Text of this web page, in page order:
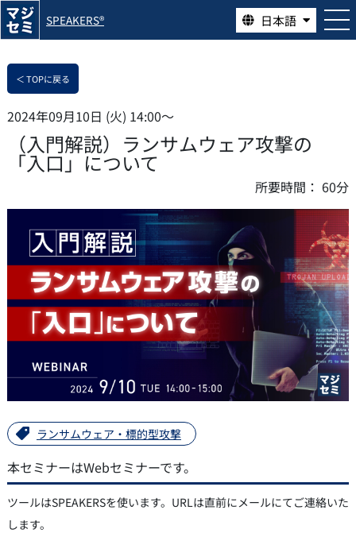
SPEAKERS® 日本語
＜ TOPに戻る
2024年09月10日 (火) 14:00〜
（入門解説）ランサムウェア攻撃の
「入口」について
所要時間： 60分
ランサムウェア・標的型攻撃
本セミナーはWebセミナーです。
ツールはSPEAKERSを使います。URLは直前にメールにてご連絡いた
します。